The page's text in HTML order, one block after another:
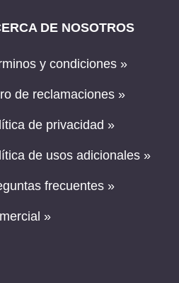
DE NOSOTROS
y condiciones »
de reclamaciones »
de privacidad »
de usos adicionales »
frecuentes »
»